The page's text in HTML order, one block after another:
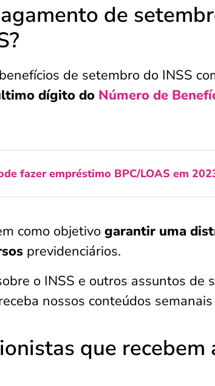
de
de setembro do INSS
dígito do Número de
fazer empréstimo BPC/LOAS em
como objetivo garantir uma
previdenciários.
o INSS e outros assuntos de
nossos conteúdos
que recebem